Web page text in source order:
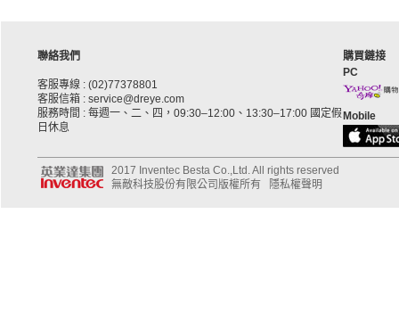
聯絡我們
客服專線 : (02)77378801
客服信箱 : service@dreye.com
服務時間 : 每週一、二、四，09:30–12:00、13:30–17:00 國定假
日休息
購買鏈接
PC
Mobile
2017 Inventec Besta Co.,Ltd. All rights reserved
無敵科技股份有限公司版權所有
隱私權聲明